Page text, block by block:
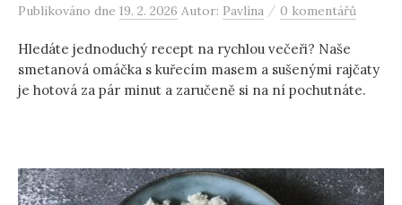
Publikováno dne 19. 2. 2026 Autor: Pavlína / 0 komentářů
Hledáte jednoduchý recept na rychlou večeři? Naše
smetanová omáčka s kuřecím masem a sušenými rajčaty
je hotová za pár minut a zaručeně si na ní pochutnáte.